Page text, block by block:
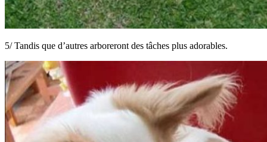
5/ Tandis que d’autres arboreront des tâches plus adorables.